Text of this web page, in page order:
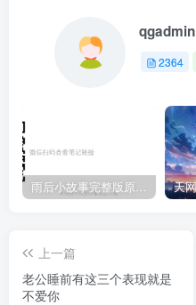
qgadmin
2364
雨后小故事完整版原片动态图（图+文字解说版）
上一篇
老公睡前有这三个表现就是
不爱你